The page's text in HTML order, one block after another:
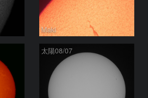
Maki
太陽08/07